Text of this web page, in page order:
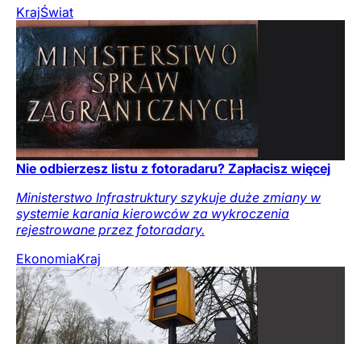
KrajŚwiat
Nie odbierzesz listu z fotoradaru? Zapłacisz więcej
Ministerstwo Infrastruktury szykuje duże zmiany w
systemie karania kierowców za wykroczenia
rejestrowane przez fotoradary.
EkonomiaKraj